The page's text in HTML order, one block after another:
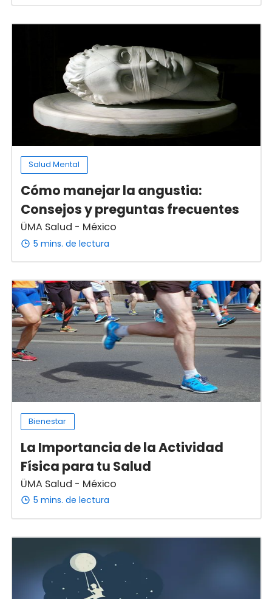
Salud Mental
Cómo manejar la angustia:
Consejos y preguntas frecuentes
ÜMA Salud - México
5 mins. de lectura
Bienestar
La Importancia de la Actividad
Física para tu Salud
ÜMA Salud - México
5 mins. de lectura